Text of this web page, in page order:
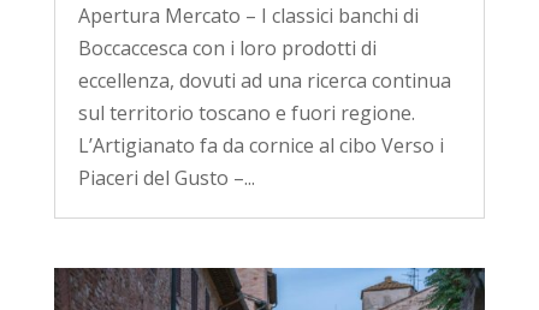
Apertura Mercato – I classici banchi di
Boccaccesca con i loro prodotti di
eccellenza, dovuti ad una ricerca continua
sul territorio toscano e fuori regione.
L’Artigianato fa da cornice al cibo Verso i
Piaceri del Gusto –...